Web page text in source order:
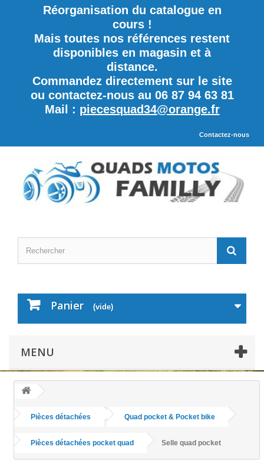
Réorganisation du catalogue en
cours !
Mais toutes nos références restent
disponibles en magasin et à
distance.
Commandez directement sur le site
ou contactez-nous au 06 87 94 63 81
Mail : piecesquad34@orange.fr
Contactez-nous
Panier (vide)
MENU
Pièces détachées Quad pocket & Pocket bike
Pièces détachées pocket quad Selle quad pocket